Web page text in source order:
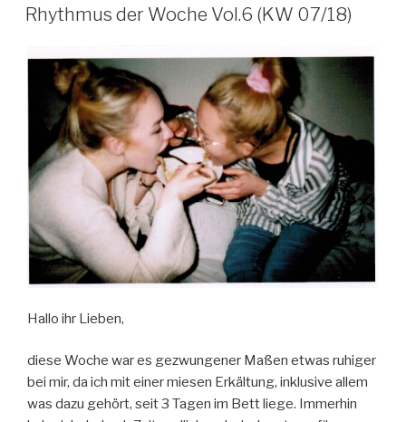
AM
Rhythmus der Woche Vol.6 (KW 07/18)
Hallo ihr Lieben,
diese Woche war es gezwungener Maßen etwas ruhiger
bei mir, da ich mit einer miesen Erkältung, inklusive allem
was dazu gehört, seit 3 Tagen im Bett liege. Immerhin